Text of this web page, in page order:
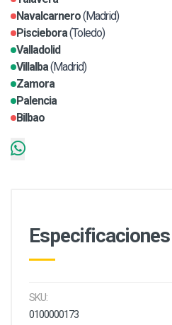
Navalcarnero(Madrid)
Pisciebora(Toledo)
Valladolid
Villalba(Madrid)
Zamora
Palencia
Bilbao
Especificaciones
SKU:
0100000173